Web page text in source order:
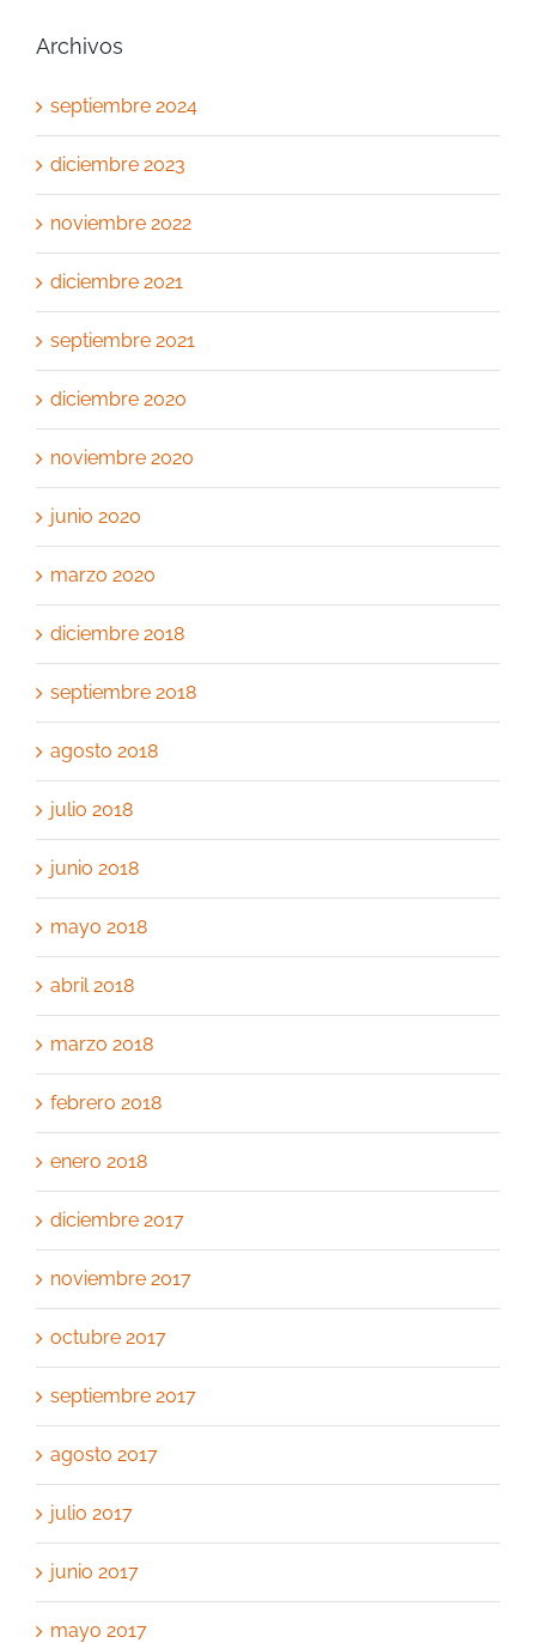
Archivos
septiembre 2024
diciembre 2023
noviembre 2022
diciembre 2021
septiembre 2021
diciembre 2020
noviembre 2020
junio 2020
marzo 2020
diciembre 2018
septiembre 2018
agosto 2018
julio 2018
junio 2018
mayo 2018
abril 2018
marzo 2018
febrero 2018
enero 2018
diciembre 2017
noviembre 2017
octubre 2017
septiembre 2017
agosto 2017
julio 2017
junio 2017
mayo 2017